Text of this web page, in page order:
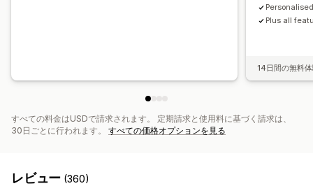
Plus all
14日間の無料
すべての料金はUSDで請求されます。 定期請求と使用料に基づく請求は、
30日ごとに行われます。 すべての価格オプションを見る
レビュー (360)